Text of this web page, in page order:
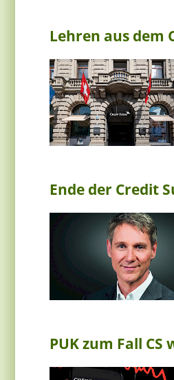
Lehren aus dem
Ende der Credit
PUK zum Fall